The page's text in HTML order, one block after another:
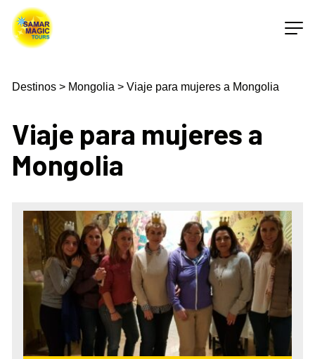
Destinos > Mongolia > Viaje para mujeres a Mongolia
Viaje para mujeres a
Mongolia